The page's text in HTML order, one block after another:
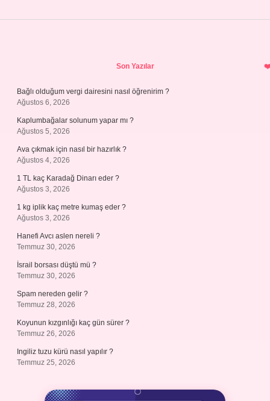
Son Yazılar
Bağlı olduğum vergi dairesini nasıl öğrenirim ?
Ağustos 6, 2026
Kaplumbağalar solunum yapar mı ?
Ağustos 5, 2026
Ava çıkmak için nasıl bir hazırlık ?
Ağustos 4, 2026
1 TL kaç Karadağ Dinarı eder ?
Ağustos 3, 2026
1 kg iplik kaç metre kumaş eder ?
Ağustos 3, 2026
Hanefi Avcı aslen nereli ?
Temmuz 30, 2026
İsrail borsası düştü mü ?
Temmuz 30, 2026
Spam nereden gelir ?
Temmuz 28, 2026
Koyunun kızgınlığı kaç gün sürer ?
Temmuz 26, 2026
Ingiliz tuzu kürü nasıl yapılır ?
Temmuz 25, 2026